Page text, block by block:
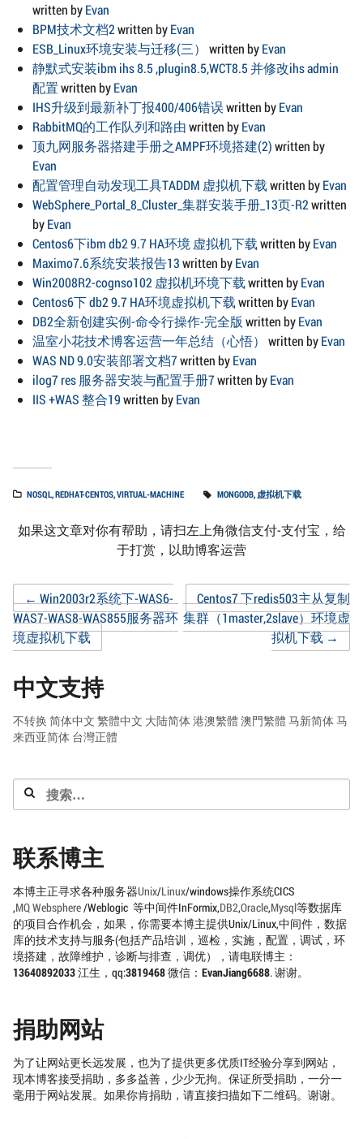
written byEvan
BPM技术文档2written byEvan
ESB_Linux环境安装与迁移(三）
written byEvan
静默式安装ibm ihs 8.5 ,plugin8.5,WCT8.5 并修改ihs admin
配置written byEvan
IHS升级到最新补丁报400/406错误written byEvan
RabbitMQ的工作队列和路由written byEvan
顶九网服务器搭建手册之AMPF环境搭建(2)written by
Evan
配置管理自动发现工具TADDM 虚拟机下载written byEvan
WebSphere_Portal_8_Cluster_集群安装手册_13页-R2written
byEvan
Centos6下ibm db2 9.7 HA环境 虚拟机下载written byEvan
Maximo7.6系统安装报告13written byEvan
Win2008R2-cognso102 虚拟机环境下载written byEvan
Centos6下 db2 9.7 HA环境虚拟机下载written byEvan
DB2全新创建实例-命令行操作-完全版 written byEvan
温室小花技术博客运营一年总结（心悟）
written byEvan
WAS ND 9.0安装部署文档7written byEvan
ilog7 res 服务器安装与配置手册7written byEvan
IIS +WAS 整合19written byEvan
NOSQL,REDHAT-CENTOS,VIRTUAL-MACHINE MONGODB,虚拟机下载
如果这文章对你有帮助，请扫左上角微信支付-支付宝，给
于打赏，以助博客运营
Post
navigation
← Win2003r2系统下-WAS6-
WAS7-WAS8-WAS855服务器环
境虚拟机下载
Centos7 下redis503主从复制
集群（1master,2slave）环境虚
拟机下载→
中文支持
不转换 简体中文 繁體中文 大陆简体港澳繁體 澳門繁體 马新简体马
来西亚简体 台灣正體
搜
索：
联系博主
本博主正寻求各种服务器Unix/Linux/windows操作系统CICS
,MQWebsphere/Weblogic 等中间件InFormix,DB2,Oracle,Mysql等数据库
的项目合作机会，如果，你需要本博主提供Unix/Linux,中间件，数据
库的技术支持与服务(包括产品培训，巡检，实施，配置，调试，环
境搭建，故障维护，诊断与排查，调优），请电联博主：
13640892033江生，qq:3819468微信： EvanJiang6688. 谢谢。
捐助网站
为了让网站更长远发展，也为了提供更多优质IT经验分享到网站，
现本博客接受捐助，多多益善，少少无拘。保证所受捐助，一分一
毫用于网站发展。如果你肯捐助，请直接扫描如下二维码。谢谢。